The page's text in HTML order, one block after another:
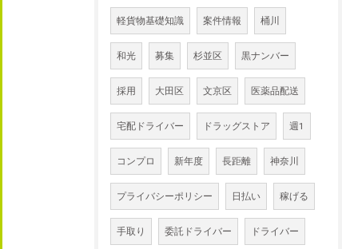
軽貨物基礎知識 案件情報 桶川
和光 募集 杉並区 黒ナンバー
採用 大田区 文京区 医薬品配送
宅配ドライバー ドラッグストア 週1
コンプロ 新年度 長距離 神奈川
プライバシーポリシー 日払い 稼げる
手取り 委託ドライバー ドライバー